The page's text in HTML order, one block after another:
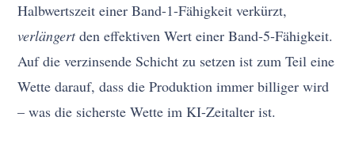
Halbwertszeit einer Band-1-Fähigkeit verkürzt,
verlängertden effektiven Wert einer Band-5-Fähigkeit.
Auf die verzinsende Schicht zu setzen ist zum Teil eine
Wette darauf, dass die Produktion immer billiger wird
– was die sicherste Wette im KI-Zeitalter ist.